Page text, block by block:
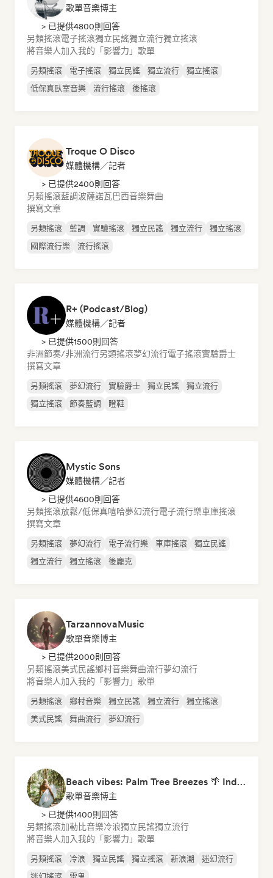
歌單音樂博主
> 已提供4800則回答
另類搖滾電子搖滾獨立民謠獨立流行獨立搖滾
將音樂人加入我的「影響力」歌單
另類搖滾 電子搖滾 獨立民謠 獨立流行
獨立搖滾
低保真臥室音樂
流行搖滾 後搖滾
Troque O Disco
媒體機構／記者
> 已提供2400則回答
另類搖滾藍調波薩諾瓦巴西音樂舞曲
撰寫文章
另類搖滾 藍調 實驗搖滾 獨立民謠 獨立流行
獨立搖滾
國際流行樂
流行搖滾
R+ (Podcast/Blog)
媒體機構／記者
> 已提供1500則回答
非洲節奏/非洲流行另類搖滾夢幻流行電子搖滾實驗爵士
撰寫文章
另類搖滾 夢幻流行 實驗爵士 獨立民謠
獨立流行
獨立搖滾
節奏藍調 瞪鞋
Mystic Sons
媒體機構／記者
> 已提供4600則回答
另類搖滾放鬆/低保真嘻哈夢幻流行電子流行樂車庫搖滾
撰寫文章
另類搖滾 夢幻流行 電子流行樂 車庫搖滾
獨立民謠
獨立流行
獨立搖滾 後龐克
TarzannovaMusic
歌單音樂博主
> 已提供2000則回答
另類搖滾美式民謠鄉村音樂舞曲流行夢幻流行
將音樂人加入我的「影響力」歌單
另類搖滾 鄉村音樂 獨立民謠 獨立流行
獨立搖滾
美式民謠
舞曲流行 夢幻流行
Beach vibes: Palm Tree Breezes 🌴 Indie Folk, Acoustic & Singer-Songwriter
歌單音樂博主
> 已提供1400則回答
另類搖滾加勒比音樂冷浪獨立民謠獨立流行
將音樂人加入我的「影響力」歌單
另類搖滾 冷浪 獨立民謠 獨立搖滾 新浪潮
迷幻流行